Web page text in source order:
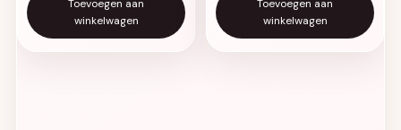
Toevoegen aan
winkelwagen
Toevoegen aan
winkelwagen